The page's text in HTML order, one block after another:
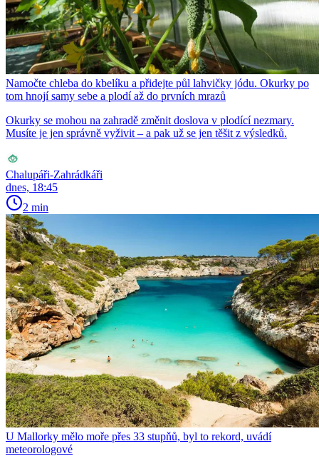
Namočte chleba do kbelíku a přidejte půl lahvičky jódu. Okurky po
tom hnojí samy sebe a plodí až do prvních mrazů
Okurky se mohou na zahradě změnit doslova v plodící nezmary.
Musíte je jen správně vyživit – a pak už se jen těšit z výsledků.
Chalupáři-Zahrádkáři
dnes, 18:45
2 min
U Mallorky mělo moře přes 33 stupňů, byl to rekord, uvádí
meteorologové